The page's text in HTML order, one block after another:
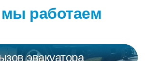
мы работаем
эвакуатора